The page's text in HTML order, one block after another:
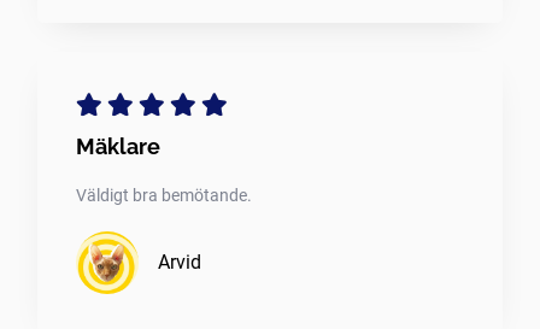
Mäklare
Väldigt bra bemötande.
Arvid